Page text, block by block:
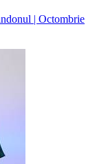
| Octombrie